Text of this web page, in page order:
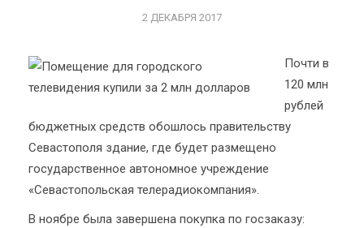
2 ДЕКАБРЯ 2017
Почти в
120 млн
рублей
бюджетных средств обошлось правительству
Севастополя здание, где будет размещено
государственное автономное учреждение
«Севастопольская телерадиокомпания».
В ноябре была завершена покупка по госзаказу: